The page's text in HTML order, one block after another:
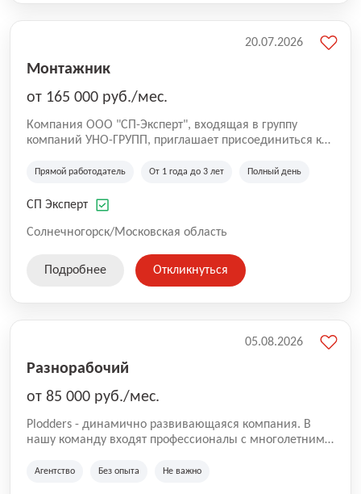
Монтажник
от 165 000 руб./мес.
Компания ООО "СП-Эксперт", входящая в группу
компаний УНО-ГРУПП, приглашает присоединиться к
работаем на рынке с 2005 года и оказываем комплекс
зданий из гибридных модульных блоков свободной
гибридно-модульного строительства.
Прямой работодатель От 1 года до 3 лет Полный день
СП Эксперт
Солнечногорск/Московская область
20.07.2026
Подробнее Откликнуться
Разнорабочий
от 85 000 руб./мес.
Plodders - динамично развивающаяся компания. В
нашу команду входят профессионалы с многолетним
на рынке аутсорсинга, а накопленный опыт позволяют
Агентство Без опыта Не важно
05.08.2026